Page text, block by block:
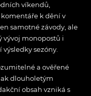
víkendů,
k dění v
samotné závody, ale
vývoj monopostů i
sezóny.
a ověřené
dlouholetým
obsah vzniká s